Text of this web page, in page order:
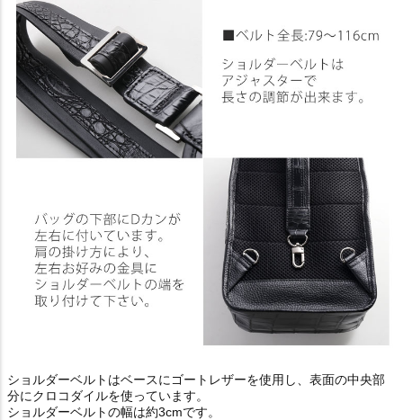
ショルダーベルトはベースにゴートレザーを使用し、表面の中央部
分にクロコダイルを使っています。
ショルダーベルトの幅は約3cmです。